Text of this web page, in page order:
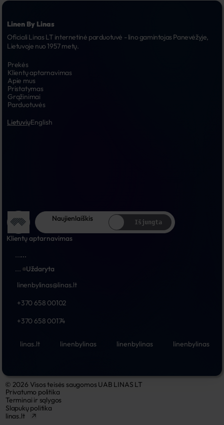
Linen By Linas
Oficiali Linas LT internetinė parduotuvė - lino gamintojas Panevėžyje,
Lietuvoje nuo 1957 metų.
Prekės
Klientų aptarnavimas
Apie mus
Pristatymas
Grąžinimai
Parduotuvės
LietuviųEnglish
Naujienlaiškis Išjungta
Klientų aptarnavimas
......
...
Uždaryta
linenbylinas@linas.lt
+370 658 00102
+370 658 00174
linas.lt linenbylinas linenbylinas linenbylinas
© 2026 Visos teisės saugomos UAB LINAS LT
Privatumo politika
Terminai ir sąlygos
Slapukų politika
linas.lt